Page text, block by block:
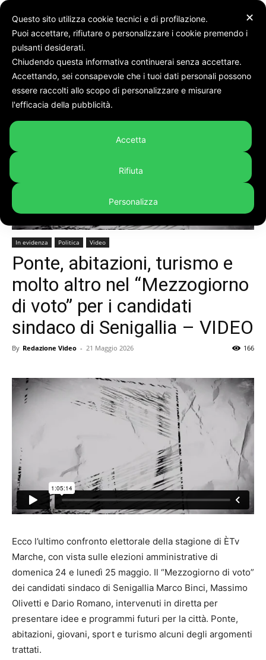
In evidenza
In evidenza Politica Video
Ponte, abitazioni, turismo e
molto altro nel “Mezzogiorno
di voto” per i candidati
sindaco di Senigallia – VIDEO
By Redazione Video - 21 Maggio 2026 166
Ecco l’ultimo confronto elettorale della stagione di ÈTv
Marche, con vista sulle elezioni amministrative di
domenica 24 e lunedì 25 maggio. Il “Mezzogiorno di voto”
dei candidati sindaco di Senigallia Marco Binci, Massimo
Olivetti e Dario Romano, intervenuti in diretta per
presentare idee e programmi futuri per la città. Ponte,
abitazioni, giovani, sport e turismo alcuni degli argomenti
trattati.
✕
Questo sito utilizza cookie tecnici e di profilazione.
Puoi accettare, rifiutare o personalizzare i cookie premendo i
pulsanti desiderati.
Chiudendo questa informativa continuerai senza accettare.
Accettando, sei consapevole che i tuoi dati personali possono
essere raccolti allo scopo di personalizzare e misurare
l'efficacia della pubblicità.
Accetta
Rifiuta
Personalizza